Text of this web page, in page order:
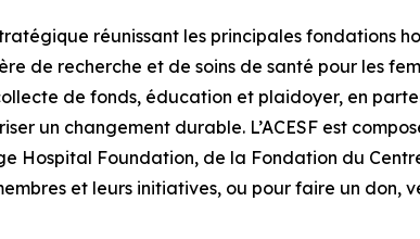
réunissant les principales fondations
de recherche et de soins de santé pour les
de fonds, éducation et plaidoyer, en
un changement durable. L’ACESF est
Hospital Foundation, de la Fondation du
et leurs initiatives, ou pour faire un don,